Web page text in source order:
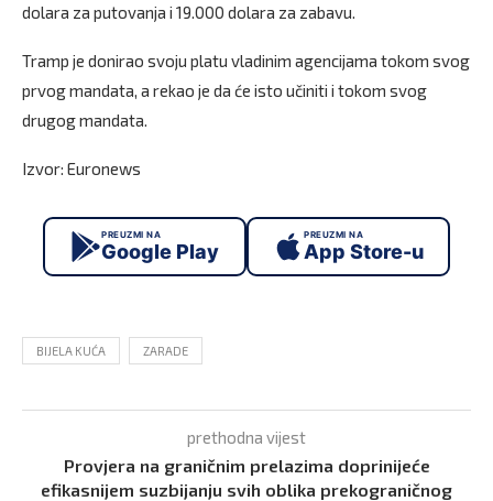
dolara za putovanja i 19.000 dolara za zabavu.
Tramp je donirao svoju platu vladinim agencijama tokom svog
prvog mandata, a rekao je da će isto učiniti i tokom svog
drugog mandata.
Izvor: Euronews
PREUZMI NA
Google Play
PREUZMI NA
App Store-u
BIJELA KUĆA ZARADE
prethodna vijest
Provjera na graničnim prelazima doprinijeće
efikasnijem suzbijanju svih oblika prekograničnog